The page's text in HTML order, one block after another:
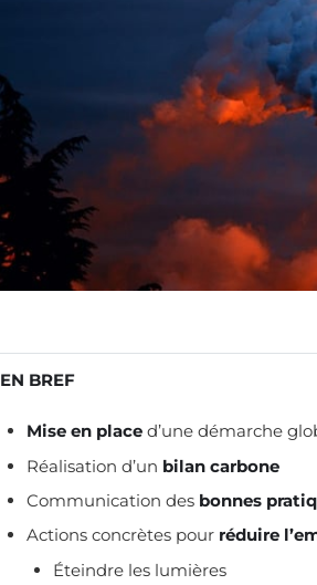
EN BREF
Mise en place d’une démarche
Réalisation d’un bilan carbone
Communication des bonnes
Actions concrètes pour réduire
Éteindre les lumières